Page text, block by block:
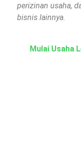
perizinan usaha,
bisnis lainnya.
Mulai Usaha